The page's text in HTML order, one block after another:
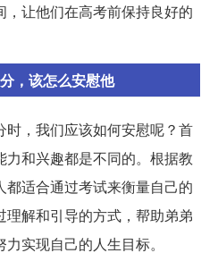
让他们在高考前保持良好的
，该怎么安慰他
时，我们应该如何安慰呢？首
和兴趣都是不同的。根据教
适合通过考试来衡量自己的
解和引导的方式，帮助弟弟
实现自己的人生目标。